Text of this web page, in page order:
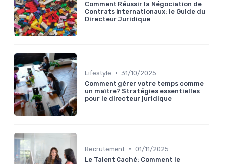
Comment Réussir la Négociation de
Contrats Internationaux: le Guide du
Directeur Juridique
Lifestyle • 31/10/2025
Comment gérer votre temps comme
un maître? Stratégies essentielles
pour le directeur juridique
Recrutement • 01/11/2025
Le Talent Caché: Comment le